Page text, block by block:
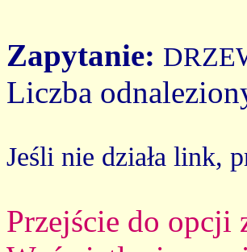
Zapytanie:
Liczba
Jeśli nie działa link,
Przejście do opcji